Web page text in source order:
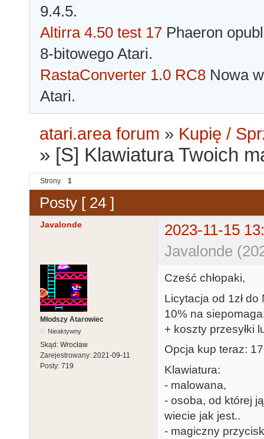
9.4.5.
Altirra 4.50 test 17 Phaeron
8-bitowego Atari.
RastaConverter 1.0 RC8 Nowa
Atari.
atari.area forum » Kupię /
» [S] Klawiatura Twoich
Strony 1
Posty [ 24 ]
Javalonde
2023-11-15
Javalonde
Młodszy Atarowiec
Nieaktywny
Skąd: Wrocław
Zarejestrowany: 2021-09-11
Posty: 719
Cześć chłopaki,
Licytacja od 1zł
10% na
+ koszty przesyłki
Opcja kup teraz:
Klawiatura:
- malowana,
- osoba, od której
wiecie jak jest..
- magiczny